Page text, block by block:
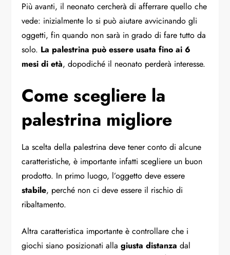
Più avanti, il neonato cercherà di afferrare quello che
vede: inizialmente lo si può aiutare avvicinando gli
oggetti, fin quando non sarà in grado di fare tutto da
solo. La palestrina può essere usata fino ai 6
mesi di età, dopodiché il neonato perderà interesse.
Come scegliere la
palestrina migliore
La scelta della palestrina deve tener conto di alcune
caratteristiche, è importante infatti scegliere un buon
prodotto. In primo luogo, l’oggetto deve essere
stabile, perché non ci deve essere il rischio di
ribaltamento.
Altra caratteristica importante è controllare che i
giochi siano posizionati allagiusta distanza dal